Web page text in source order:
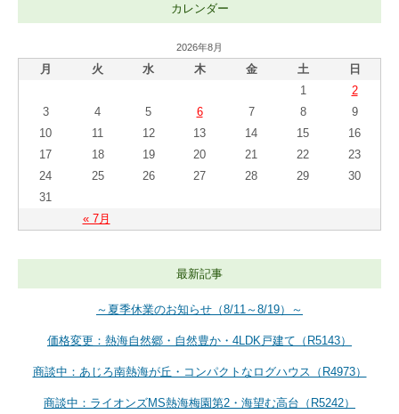
カレンダー
2026年8月
月 火 水 木 金 土 日
« 7月
1
2
3
4 5 6 7 8
9
10
11 12 13 14 15
16
17
18 19 20 21 22
23
24
25 26 27 28 29
30
31
最新記事
～夏季休業のお知らせ（8/11～8/19）～
価格変更：熱海自然郷・自然豊か・4LDK戸建て（R5143）
商談中：あじろ南熱海が丘・コンパクトなログハウス（R4973）
商談中：ライオンズMS熱海梅園第2・海望む高台（R5242）